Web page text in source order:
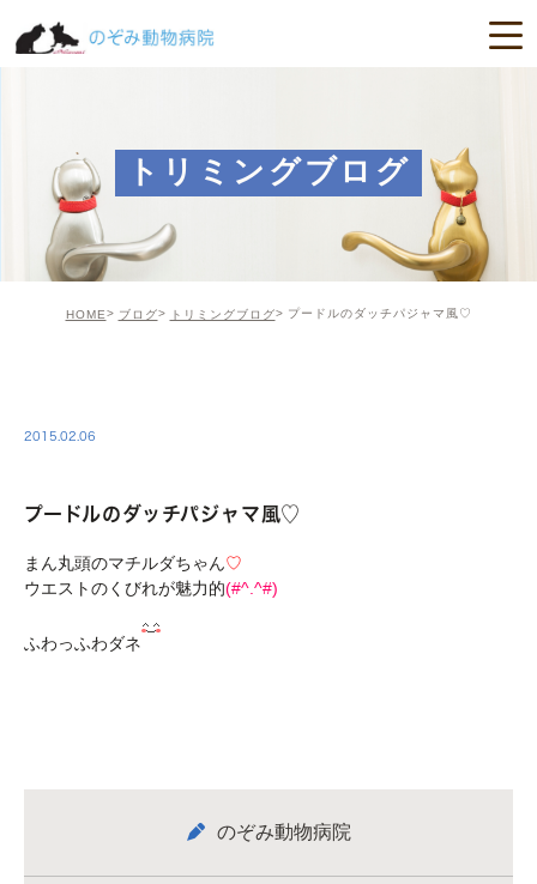
トリミングブログ
HOME ブログ トリミングブログ プードルのダッチパジャマ風♡
2015.02.06
プードルのダッチパジャマ風♡
まん丸頭のマチルダちゃん♡
ウエストのくびれが魅力的(#^.^#)
ふわっふわダネ
のぞみ動物病院